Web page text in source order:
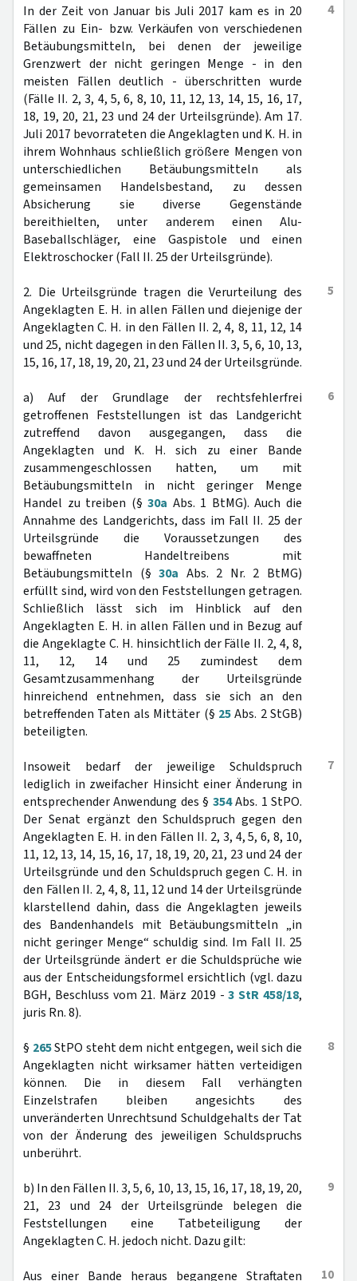
4
In der Zeit von Januar bis Juli 2017 kam es in 20
Fällen zu Ein- bzw. Verkäufen von verschiedenen
Betäubungsmitteln, bei denen der jeweilige
Grenzwert der nicht geringen Menge - in den
meisten Fällen deutlich - überschritten wurde
(Fälle II. 2, 3, 4, 5, 6, 8, 10, 11, 12, 13, 14, 15, 16, 17,
18, 19, 20, 21, 23 und 24 der Urteilsgründe). Am 17.
Juli 2017 bevorrateten die Angeklagten und K. H. in
ihrem Wohnhaus schließlich größere Mengen von
unterschiedlichen Betäubungsmitteln als
gemeinsamen Handelsbestand, zu dessen
Absicherung sie diverse Gegenstände
bereithielten, unter anderem einen Alu-
Baseballschläger, eine Gaspistole und einen
Elektroschocker (Fall II. 25 der Urteilsgründe).
5
2. Die Urteilsgründe tragen die Verurteilung des
Angeklagten E. H. in allen Fällen und diejenige der
Angeklagten C. H. in den Fällen II. 2, 4, 8, 11, 12, 14
und 25, nicht dagegen in den Fällen II. 3, 5, 6, 10, 13,
15, 16, 17, 18, 19, 20, 21, 23 und 24 der Urteilsgründe.
6
a) Auf der Grundlage der rechtsfehlerfrei
getroffenen Feststellungen ist das Landgericht
zutreffend davon ausgegangen, dass die
Angeklagten und K. H. sich zu einer Bande
zusammengeschlossen hatten, um mit
Betäubungsmitteln in nicht geringer Menge
Handel zu treiben (§30a Abs. 1 BtMG). Auch die
Annahme des Landgerichts, dass im Fall II. 25 der
Urteilsgründe die Voraussetzungen des
bewaffneten Handeltreibens mit
Betäubungsmitteln (§30a Abs. 2 Nr. 2 BtMG)
erfüllt sind, wird von den Feststellungen getragen.
Schließlich lässt sich im Hinblick auf den
Angeklagten E. H. in allen Fällen und in Bezug auf
die Angeklagte C. H. hinsichtlich der Fälle II. 2, 4, 8,
11, 12, 14 und 25 zumindest dem
Gesamtzusammenhang der Urteilsgründe
hinreichend entnehmen, dass sie sich an den
betreffenden Taten als Mittäter (§ 25Abs. 2 StGB)
beteiligten.
7
Insoweit bedarf der jeweilige Schuldspruch
lediglich in zweifacher Hinsicht einer Änderung in
entsprechender Anwendung des § 354Abs. 1 StPO.
Der Senat ergänzt den Schuldspruch gegen den
Angeklagten E. H. in den Fällen II. 2, 3, 4, 5, 6, 8, 10,
11, 12, 13, 14, 15, 16, 17, 18, 19, 20, 21, 23 und 24 der
Urteilsgründe und den Schuldspruch gegen C. H. in
den Fällen II. 2, 4, 8, 11, 12 und 14 der Urteilsgründe
klarstellend dahin, dass die Angeklagten jeweils
des Bandenhandels mit Betäubungsmitteln „in
nicht geringer Menge“ schuldig sind. Im Fall II. 25
der Urteilsgründe ändert er die Schuldsprüche wie
aus der Entscheidungsformel ersichtlich (vgl. dazu
BGH, Beschluss vom 21. März 2019 -3 StR 458/18,
juris Rn. 8).
8
§ 265StPO steht dem nicht entgegen, weil sich die
Angeklagten nicht wirksamer hätten verteidigen
können. Die in diesem Fall verhängten
Einzelstrafen bleiben angesichts des
unveränderten Unrechtsund Schuldgehalts der Tat
von der Änderung des jeweiligen Schuldspruchs
unberührt.
9
b) In den Fällen II. 3, 5, 6, 10, 13, 15, 16, 17, 18, 19, 20,
21, 23 und 24 der Urteilsgründe belegen die
Feststellungen eine Tatbeteiligung der
Angeklagten C. H. jedoch nicht. Dazu gilt:
10
Aus einer Bande heraus begangene Straftaten